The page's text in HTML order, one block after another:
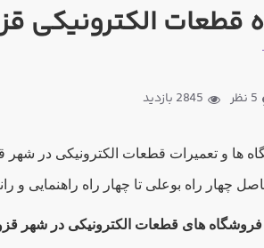
قطعات الکترونیکی
5 نظر 2845 بازدید
ها و تعمیرات قطعات الکترونیکی در شهر
چهار راه بوعلی تا چهار راه راهنمایی و
فروشگاه های قطعات الکترونیکی در شهر